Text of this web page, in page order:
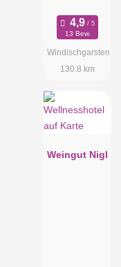
13 Bew.
Windischgarsten
130.8 km
Weingut Nigl